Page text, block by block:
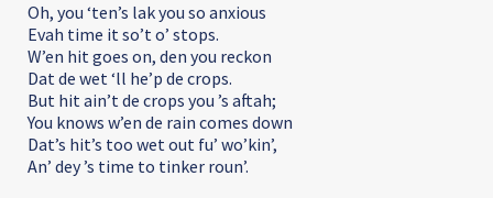
Oh, you ‘ten’s lak you so anxious
Evah time it so’t o’ stops.
W’en hit goes on, den you reckon
Dat de wet ‘ll he’p de crops.
But hit ain’t de crops you ’s aftah;
You knows w’en de rain comes down
Dat’s hit’s too wet out fu’ wo’kin’,
An’ dey ’s time to tinker roun’.